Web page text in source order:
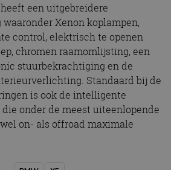
een uitgebreidere
Xenon koplampen,
control, elektrisch te openen
chromen raamomlijsting, een
stuurbekrachtiging en de
Standaard bij de
is ook de intelligente
onder de meest uiteenlopende
on- als offroad maximale